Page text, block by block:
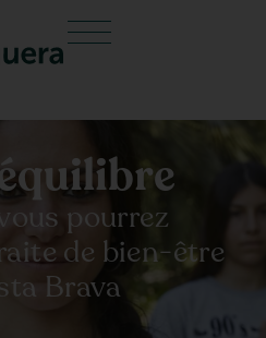
pourrez
de bien-être
Brava